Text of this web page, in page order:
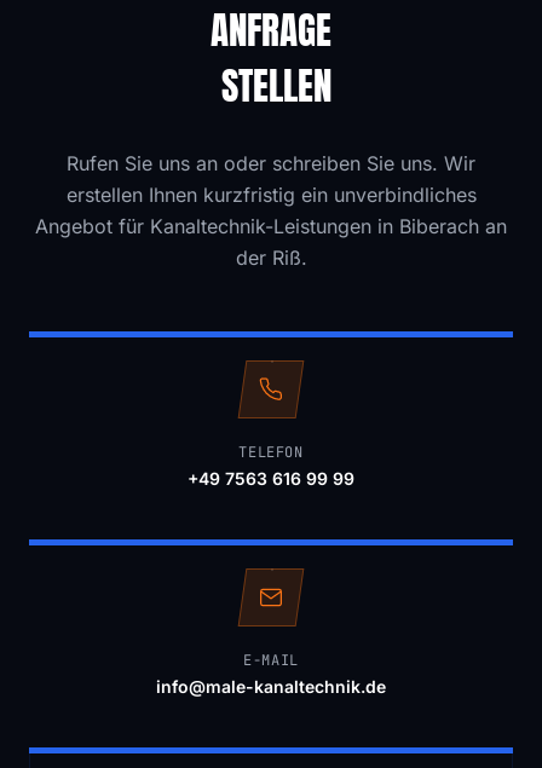
ANFRAGE
STELLEN
Rufen Sie uns an oder schreiben Sie uns. Wir
erstellen Ihnen kurzfristig ein unverbindliches
Angebot für Kanaltechnik-Leistungen in Biberach an
der Riß.
TELEFON
+49 7563 616 99 99
E-MAIL
info@male-kanaltechnik.de